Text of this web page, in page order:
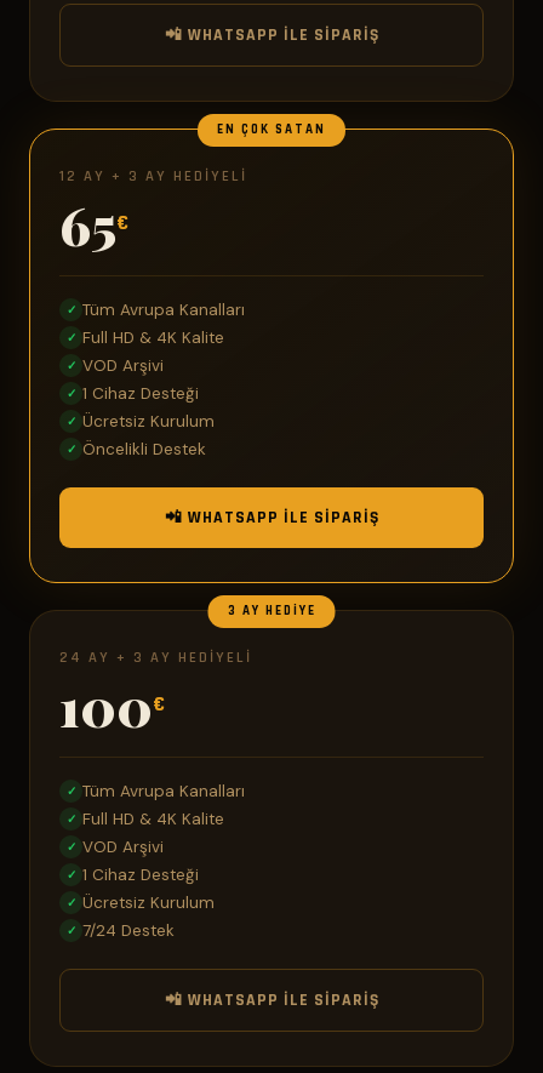
📲 WHATSAPP ILE SIPARIŞ
EN ÇOK SATAN
12 AY + 3 AY HEDIYELI
65€
✓ Tüm Avrupa Kanalları
✓ Full HD & 4K Kalite
✓ VOD Arşivi
✓ 1 Cihaz Desteği
✓ Ücretsiz Kurulum
✓ Öncelikli Destek
📲 WHATSAPP ILE SIPARIŞ
3 AY HEDIYE
24 AY + 3 AY HEDIYELI
100€
✓ Tüm Avrupa Kanalları
✓ Full HD & 4K Kalite
✓ VOD Arşivi
✓ 1 Cihaz Desteği
✓ Ücretsiz Kurulum
✓ 7/24 Destek
📲 WHATSAPP ILE SIPARIŞ